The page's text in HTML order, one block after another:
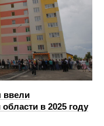
ввели
в 2025 году